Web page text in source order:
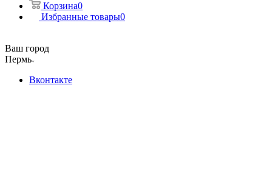
Корзина0
Избранные товары0
Ваш город
Пермь
Вконтакте